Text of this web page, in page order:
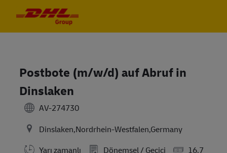
Postbote (m/w/d) auf Abruf in
Dinslaken
AV-274730
Dinslaken,Nordrhein-Westfalen,Germany
Yarı zamanlı
Dönemsel / Geçici
16.7